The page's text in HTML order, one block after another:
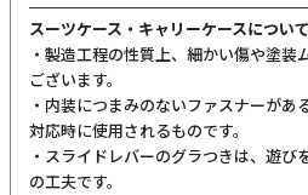
スーツケース・キャリーケースについて
・製造工程の性質上、細かい傷や塗装
ございます。
・内装につまみのないファスナーが
対応時に使用されるものです。
・スライドレバーのグラつきは、遊び
の工夫です。